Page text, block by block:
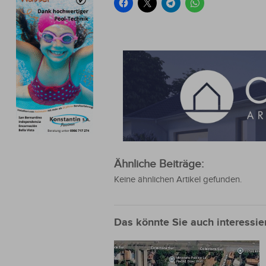
Ähnliche Beiträge:
Keine ähnlichen Artikel gefunden.
Das könnte Sie auch